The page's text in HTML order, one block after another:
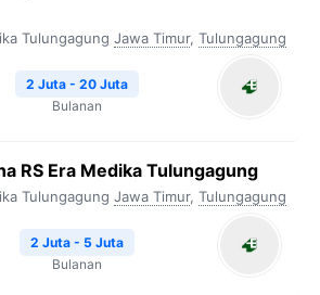
Tulungagung Jawa Timur, Tulungagung
2 Juta - 20 Juta
Bulanan
RS Era Medika Tulungagung
Tulungagung Jawa Timur, Tulungagung
2 Juta - 5 Juta
Bulanan